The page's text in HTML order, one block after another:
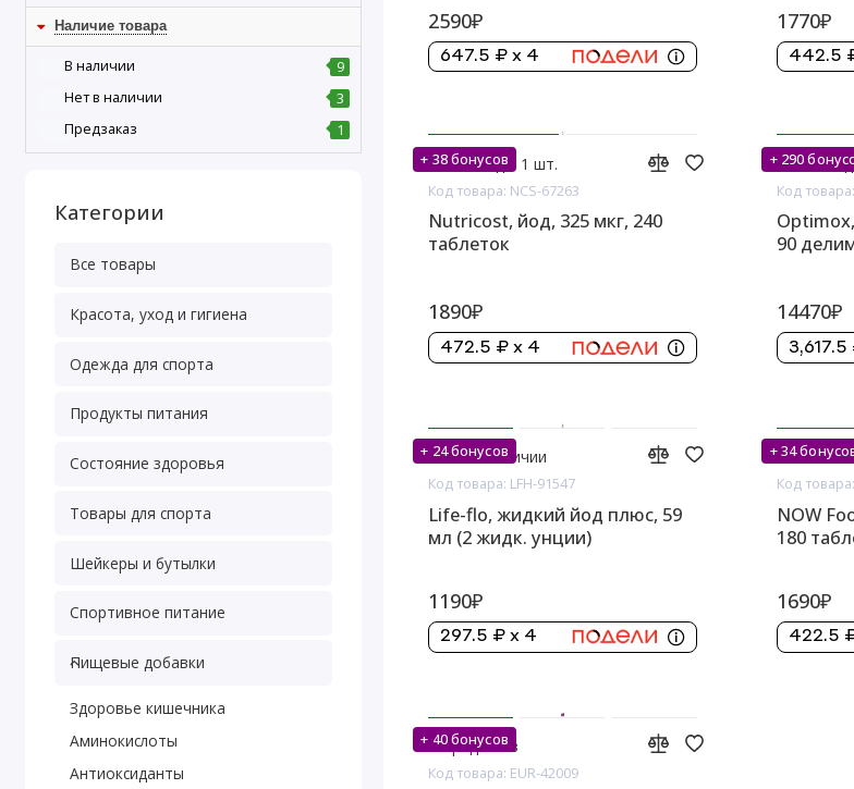
Наличие товара
В наличии
9
Нет в наличии
3
Предзаказ
1
Категории
Все товары
Красота, уход и гигиена
Одежда для спорта
Продукты питания
Состояние здоровья
Товары для спорта
Шейкеры и бутылки
Спортивное питание
Пищевые добавки
Здоровье кишечника
Аминокислоты
Антиоксиданты
2590₽
647.5 ₽ x 4
1770₽
442.5
+ 38 бонусов
На складе: 1 шт.
Код товара: NCS-67263
Nutricost, йод, 325 мкг, 240
таблеток
1890₽
472.5 ₽ x 4
+ 290
На
Код
90
14470₽
+ 24 бонусов
Нет в наличии
Код товара: LFH-91547
Life-flo, жидкий йод плюс, 59
мл (2 жидк. унции)
1190₽
297.5 ₽ x 4
+ 34Нет в
Код
NOW
180
1690₽
422.5
+ 40 бонусов
Предзаказ
Код товара: EUR-42009